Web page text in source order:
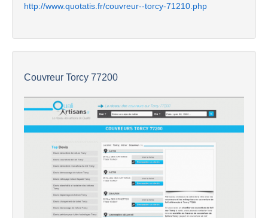
http://www.quotatis.fr/couvreur--torcy-71210.php
Couvreur Torcy 77200